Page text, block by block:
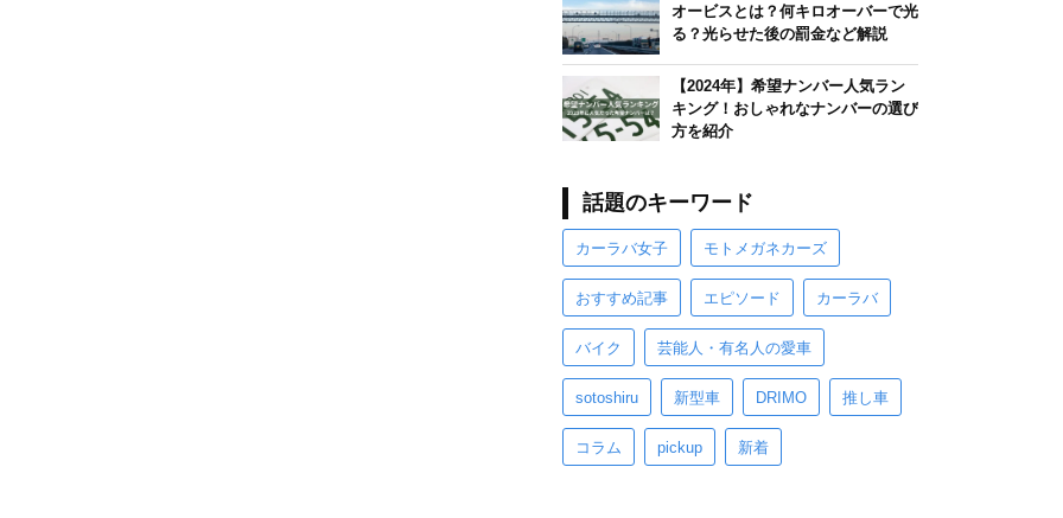
オービスとは？何キロオーバーで光
る？光らせた後の罰金など解説
【2024年】希望ナンバー人気ラン
キング！おしゃれなナンバーの選び
方を紹介
話題のキーワード
カーラバ女子 モトメガネカーズ
おすすめ記事 エピソード カーラバ
バイク 芸能人・有名人の愛車
sotoshiru 新型車 DRIMO 推し車
コラム pickup 新着